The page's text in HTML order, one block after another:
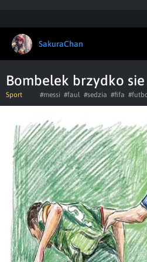
SakuraChan
Bombelek brzydko
Sport #messi #faul #sedzia #fifa